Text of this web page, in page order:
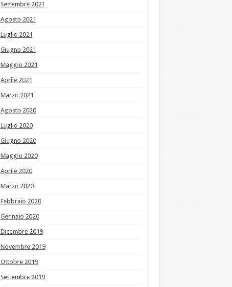
Settembre 2021
Agosto 2021
Luglio 2021
Giugno 2021
Maggio 2021
Aprile 2021
Marzo 2021
Agosto 2020
Luglio 2020
Giugno 2020
Maggio 2020
Aprile 2020
Marzo 2020
Febbraio 2020
Gennaio 2020
Dicembre 2019
Novembre 2019
Ottobre 2019
Settembre 2019